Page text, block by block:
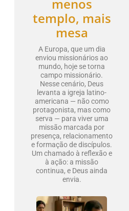
menos
templo, mais
mesa
A Europa, que um dia
enviou missionários ao
mundo, hoje se torna
campo missionário.
Nesse cenário, Deus
levanta a igreja latino-
americana — não como
protagonista, mas como
serva — para viver uma
missão marcada por
presença, relacionamento
e formação de discípulos.
Um chamado à reflexão e
à ação: a missão
continua, e Deus ainda
envia.